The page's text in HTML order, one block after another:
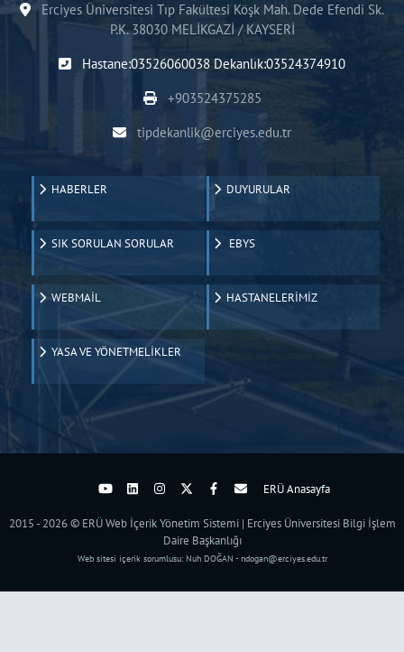
Erciyes Üniversitesi Tıp Fakültesi Köşk Mah. Dede Efendi Sk.
P.K. 38030 MELİKGAZİ / KAYSERİ
Hastane:03526060038 Dekanlık:03524374910
+903524375285
tipdekanlik@erciyes.edu.tr
HABERLER DUYURULAR
SIK SORULAN SORULAR EBYS
WEBMAİL HASTANELERİMİZ
YASA VE YÖNETMELİKLER
ERÜ Anasayfa
2015 - 2026 © ERÜ Web İçerik Yönetim Sistemi | Erciyes Üniversitesi Bilgi İşlem
Daire Başkanlığı
Web sitesi içerik sorumlusu: Nuh DOĞAN - ndogan@erciyes.edu.tr